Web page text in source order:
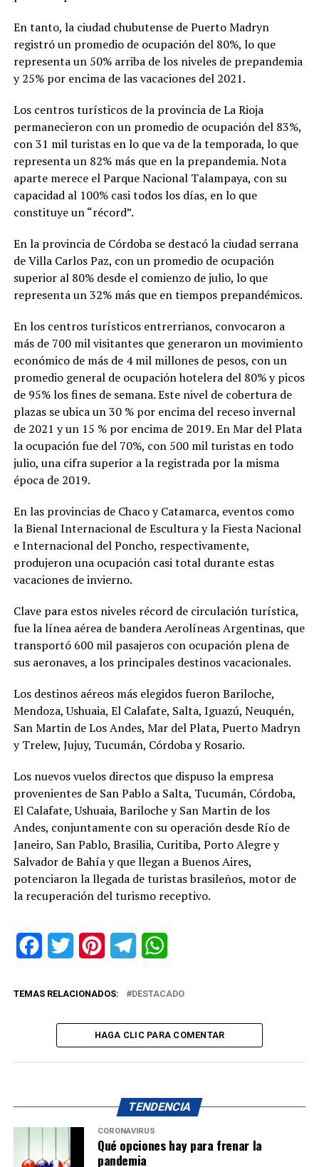
En tanto, la ciudad chubutense de Puerto Madryn
registró un promedio de ocupación del 80%, lo que
representa un 50% arriba de los niveles de prepandemia
y 25% por encima de las vacaciones del 2021.
Los centros turísticos de la provincia de La Rioja
permanecieron con un promedio de ocupación del 83%,
con 31 mil turistas en lo que va de la temporada, lo que
representa un 82% más que en la prepandemia. Nota
aparte merece el Parque Nacional Talampaya, con su
capacidad al 100% casi todos los días, en lo que
constituye un “récord”.
En la provincia de Córdoba se destacó la ciudad serrana
de Villa Carlos Paz, con un promedio de ocupación
superior al 80% desde el comienzo de julio, lo que
representa un 32% más que en tiempos prepandémicos.
En los centros turísticos entrerrianos, convocaron a
más de 700 mil visitantes que generaron un movimiento
económico de más de 4 mil millones de pesos, con un
promedio general de ocupación hotelera del 80% y picos
de 95% los fines de semana. Este nivel de cobertura de
plazas se ubica un 30 % por encima del receso invernal
de 2021 y un 15 % por encima de 2019. En Mar del Plata
la ocupación fue del 70%, con 500 mil turistas en todo
julio, una cifra superior a la registrada por la misma
época de 2019.
En las provincias de Chaco y Catamarca, eventos como
la Bienal Internacional de Escultura y la Fiesta Nacional
e Internacional del Poncho, respectivamente,
produjeron una ocupación casi total durante estas
vacaciones de invierno.
Clave para estos niveles récord de circulación turística,
fue la línea aérea de bandera Aerolíneas Argentinas, que
transportó 600 mil pasajeros con ocupación plena de
sus aeronaves, a los principales destinos vacacionales.
Los destinos aéreos más elegidos fueron Bariloche,
Mendoza, Ushuaia, El Calafate, Salta, Iguazú, Neuquén,
San Martin de Los Andes, Mar del Plata, Puerto Madryn
y Trelew, Jujuy, Tucumán, Córdoba y Rosario.
Los nuevos vuelos directos que dispuso la empresa
provenientes de San Pablo a Salta, Tucumán, Córdoba,
El Calafate, Ushuaia, Bariloche y San Martin de los
Andes, conjuntamente con su operación desde Río de
Janeiro, San Pablo, Brasilia, Curitiba, Porto Alegre y
Salvador de Bahía y que llegan a Buenos Aires,
potenciaron la llegada de turistas brasileños, motor de
la recuperación del turismo receptivo.
FacebookTwitter PinterestTelegram
TEMAS RELACIONADOS: DESTACADO
HAGA CLIC PARA COMENTAR
TENDENCIA
CORONAVIRUS
Qué opciones hay para frenar la
pandemia